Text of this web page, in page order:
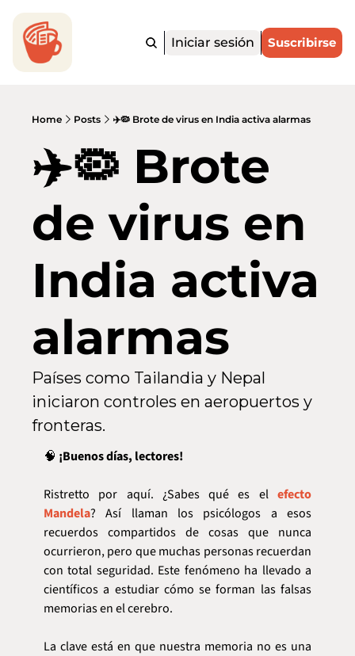
Iniciar sesión Suscribirse
Home Posts ✈️🦠 Brote de virus en India activa alarmas
✈️🦠 Brote
de virus en
India activa
alarmas
Países como Tailandia y Nepal
iniciaron controles en aeropuertos y
fronteras.
🧠 ¡Buenos días, lectores!
Ristretto por aquí. ¿Sabes qué es el efecto
Mandela? Así llaman los psicólogos a esos
recuerdos compartidos de cosas que nunca
ocurrieron, pero que muchas personas recuerdan
con total seguridad. Este fenómeno ha llevado a
científicos a estudiar cómo se forman las falsas
memorias en el cerebro.
La clave está en que nuestra memoria no es una